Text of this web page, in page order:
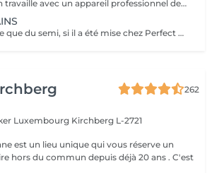
Pedicure avec Semi on travaille avec un appareil professionnel de la marque RUCK, bain de pieds, coupe et limage des ongles, enlève de la peau dure (coupe et/ou limage), polissage des ongles, nettoyage des cuticules, ongles incarnés et corps seront traités et massage pieds Vernis = Couleur normal qu'on sait retirer soi-même avec du disslovant. Prend 30min pour sècher et tient 2-4 jours sur les mains et 1 mois sur les pieds. Semi = Se fait secher sous la lampe LED et se fait retirer par l'esthéticienne de préférence (y compris dans le prix). Il tient 3 semaines sur les mains et 4-5 semaines sur les pieds. Il sera seche immédiatement. Peut abîmer les ongles si c'est fait trop souvent, sans pause.
ATTENTION : on enlève que du semi, si il a été mise chez Perfect Beauty et la depose est compris dans le prix de la pose. Malheureusement, les clients qui prennent rdv sans pose mise chez nous vont être refuser et facturer pour avoir bloquer le temps. Désoléé merci pour ta compréhension
262
Luxembourg Kirchberg L-2721
est un lieu unique qui vous réserve un
hors du commun depuis déjà 20 ans . C'est